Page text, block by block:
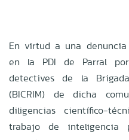
En virtud a una
en la PDI de Parral
detectives de la
(BICRIM) de dicha
diligencias científico-
trabajo de inteligencia